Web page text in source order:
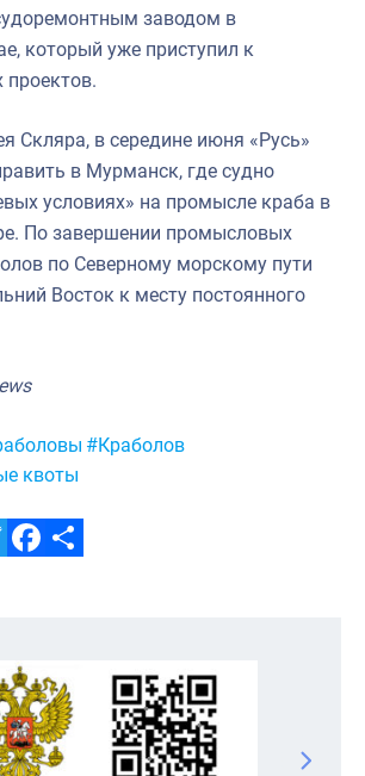
заводом в
который уже приступил к
проектов.
Скляра, в середине июня «Русь»
в Мурманск, где судно
условиях» на промысле краба в
По завершении промысловых
по Северному морскому пути
Восток к месту постоянного
#Краболов
квоты